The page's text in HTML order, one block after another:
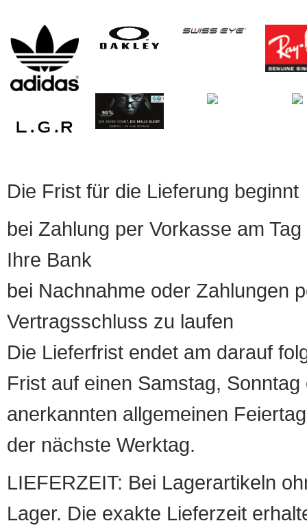
Die Frist für die Lieferung beginnt
bei Zahlung per Vorkasse am
Ihre Bank
bei Nachnahme oder Zahlungen
Vertragsschluss zu laufen
Die Lieferfrist endet am darauf
Frist auf einen Samstag,
anerkannten allgemeinen
der nächste Werktag.
LIEFERZEIT: Bei Lagerartikeln
Lager. Die exakte Lieferzeit